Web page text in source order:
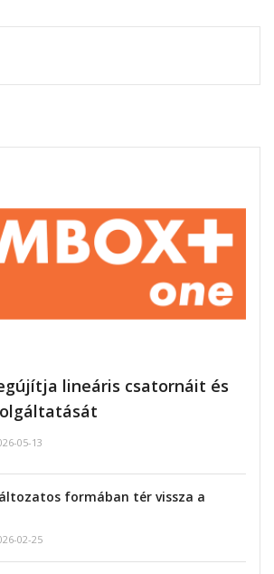
lineáris csatornáit és
05-13
formában tér vissza a
02-25